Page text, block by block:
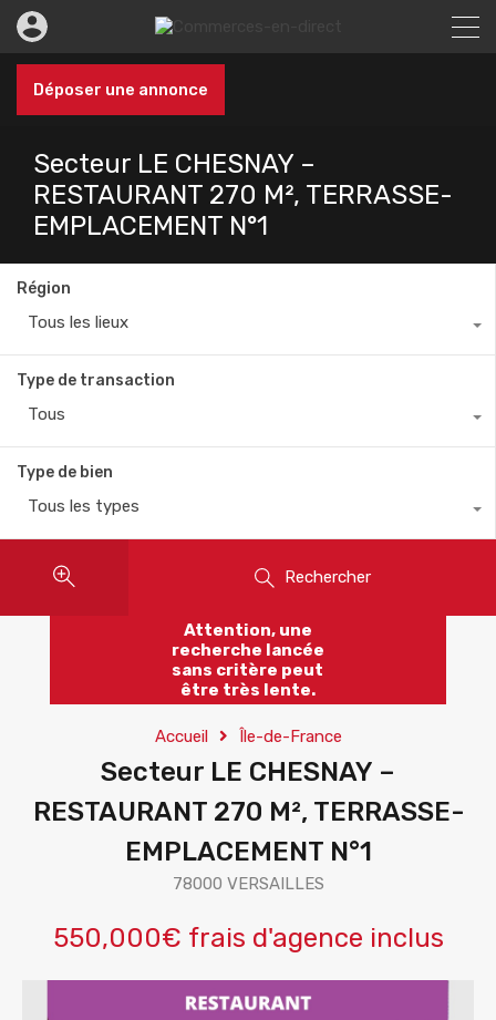
Déposer une annonce
Secteur LE CHESNAY –
RESTAURANT 270 M², TERRASSE-
EMPLACEMENT N°1
Région
Tous les lieux
Type de transaction
Tous
Type de bien
Tous les types
Rechercher
Attention, une
recherche lancée
sans critère peut
être très lente.
Accueil Île-de-France
Secteur LE CHESNAY –
RESTAURANT 270 M², TERRASSE-
EMPLACEMENT N°1
78000 VERSAILLES
550,000€ frais d'agence inclus